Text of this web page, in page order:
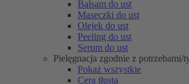
Balsam do ust
Maseczki do ust
Olejek do ust
Peeling do ust
Serum do ust
Pielęgnacja zgodnie z potrzebami/
Pokaż wszystkie
Cera tłusta